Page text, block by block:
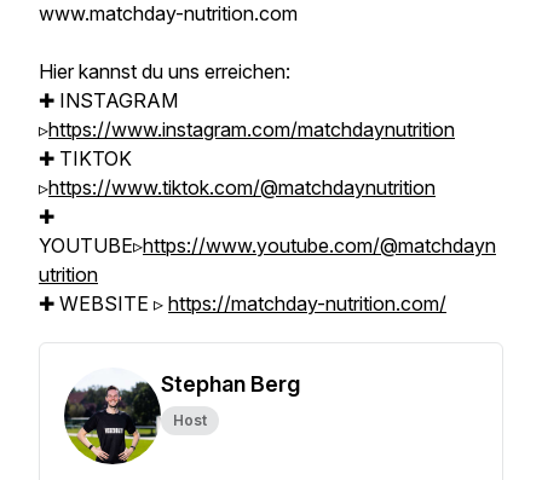
www.matchday-nutrition.com
Hier kannst du uns erreichen:
✚ INSTAGRAM
▹https://www.instagram.com/matchdaynutrition
✚ TIKTOK
▹https://www.tiktok.com/@matchdaynutrition
✚
YOUTUBE▹https://www.youtube.com/@matchdayn
utrition
✚ WEBSITE ▹ https://matchday-nutrition.com/
Stephan Berg
Host